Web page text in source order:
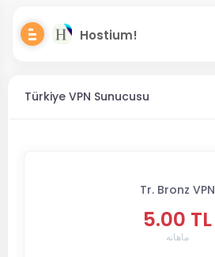
Hostium!
Türkiye VPN Sunucusu
Tr. Bronz VPN
5.00 TL
ماهانه